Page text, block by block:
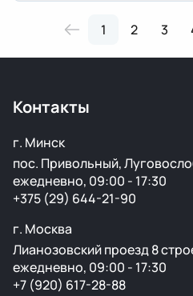
1 2 3
Контакты
г. Минск
пос. Привольный,
ежедневно, 09:00 - 17:30
+375 (29) 644-21-90
г. Москва
Лианозовский проезд 8
ежедневно, 09:00 - 17:30
+7 (920) 617-28-88